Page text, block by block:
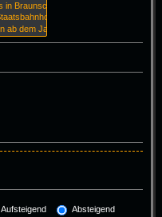
Aufsteigend
Absteigend